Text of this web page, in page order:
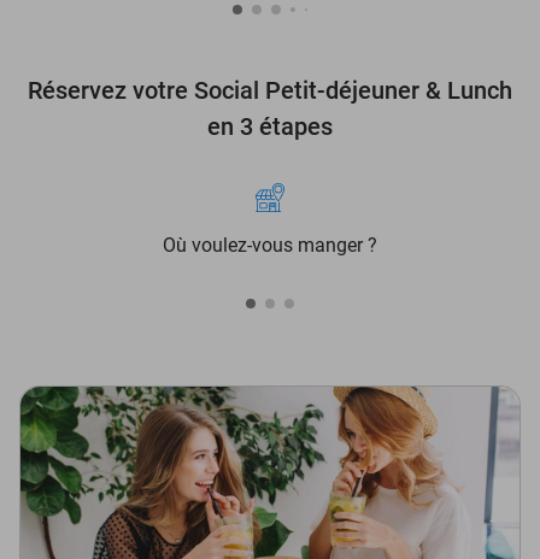
Réservez votre Social Petit-déjeuner & Lunch
en 3 étapes
Où voulez-vous manger ?